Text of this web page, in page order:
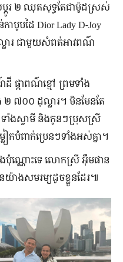
ដូរ ២ ឈុត​សុទ្ធតែ​ជា​ម៉ូដ​ស្រស់​
ប​ដៃ Dior Lady D-Joy
ល្លារ ជាមួយ​សំពត់​អាវ​ពណ៌​
ផ្កា​ពណ៌​ខ្មៅ ព្រម​ទាំង​
២ ៧០០ ដុល្លារ។ មិនមែន​តែ​
ាំង​ស្វាមី និង​កូន​ៗ​ប្រុស​ស្រី
កបំពាក់​ប្រេន​ៗ​ទាំងអស់​គ្នា។
ង​ប៉ុណ្ណោះ​ទេ លោកស្រី អ៊ឹមផាន
យ៉ាង​សមរម្យ​ដូច​ខ្លួន​ដែរ៕